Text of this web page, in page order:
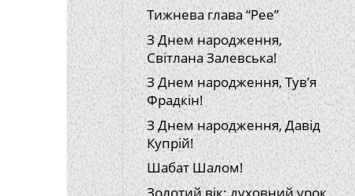
Тижнева глава “Рее”
З Днем народження,
Світлана Залевська!
З Днем народження, Тув’я
Фрадкін!
З Днем народження, Давід
Купрій!
Шабат Шалом!